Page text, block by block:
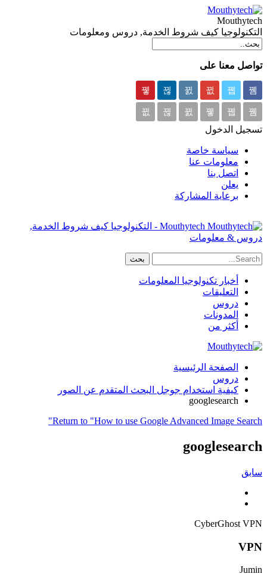
Mouthytech
التكنولوجيا كيف شروط الخدمة, دروس ومعلومات
تواصل معنا على
تسجيل الدخول
سياسة خاصة
معلومات عنا
اتصل بنا
يعلن
برعاية المشاركة
Mouthytech - التكنولوجيا كيف شروط الخدمة,
دروس & معلومات
أخبار تكنولوجيا المعلومات
التعليقات
دروس
المدونات
أكثر من
الصفحة الرئيسية
دروس
كيفية استخدام جوجل البحث المتقدم عن الصور
googlesearch
Return to "How to use Google Advanced Image Search
"
googlesearch
سابق
CyberGhost VPN
VPN
Jumin